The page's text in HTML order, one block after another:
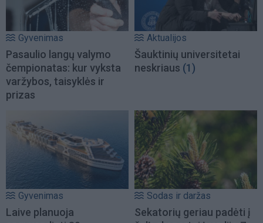
Gyvenimas
Pasaulio langų valymo
čempionatas: kur vyksta
varžybos, taisyklės ir
prizas
Aktualijos
Šauktinių universitetai
neskriaus (1)
Gyvenimas
Laive planuoja
Sodas ir daržas
Sekatorių geriau padėti į